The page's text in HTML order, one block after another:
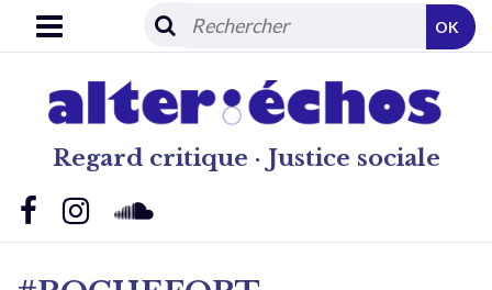
Regard critique · Justice sociale
OK